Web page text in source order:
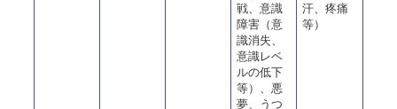
戦、意識
障害（意
識消失、
意識レベ
ルの低下
等）、悪
夢、うつ
汗、疼痛
等）